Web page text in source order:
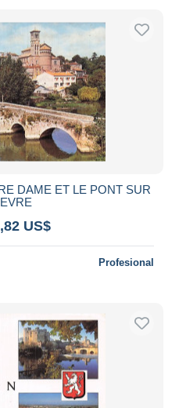
DAME ET LE PONT SUR
US$
Profesional